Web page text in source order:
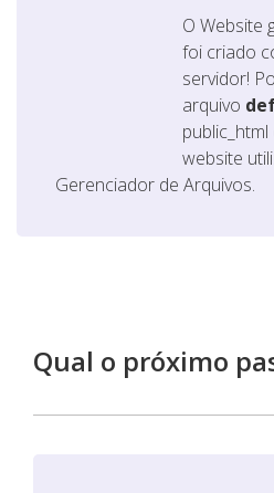
O Website
foi criado
servidor!
arquivo
website
Gerenciador de Arquivos.
Qual o próximo